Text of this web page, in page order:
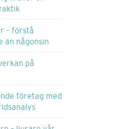
– förstå
än någonsin
på
företag med